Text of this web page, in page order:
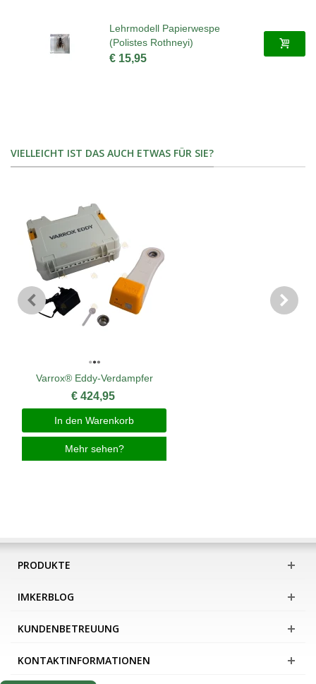
Lehrmodell Papierwespe
(Polistes Rothneyi)
€ 15,95
VIELLEICHT IST DAS AUCH ETWAS FÜR SIE?
Varrox® Eddy-Verdampfer
€ 424,95
In den Warenkorb
Mehr sehen?
PRODUKTE
IMKERBLOG
KUNDENBETREUUNG
KONTAKTINFORMATIONEN